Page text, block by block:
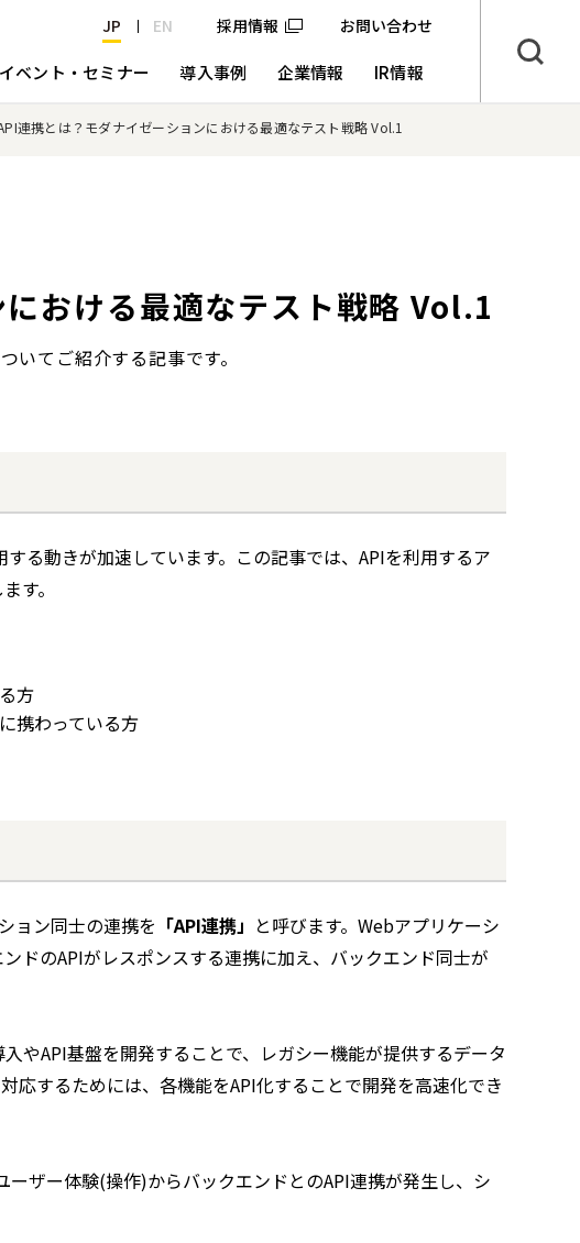
お問い合わせ
JP EN 採用情報
イベント・セミナー 導入事例 企業情報 IR情報
連携とは？モダナイゼーションにおける最適なテスト戦略 Vol.1
おける最適なテスト戦略 Vol.1
いてご紹介する記事です。
る動きが加速しています。この記事では、APIを利用するア
す。
方
携わっている方
ョン同士の連携を 「API連携」 と呼びます。Webアプリケーシ
ドのAPIがレスポンスする連携に加え、バックエンド同士が
やAPI基盤を開発することで、レガシー機能が提供するデータ
応するためには、各機能をAPI化することで開発を高速化でき
ザー体験(操作)からバックエンドとのAPI連携が発生し、シ